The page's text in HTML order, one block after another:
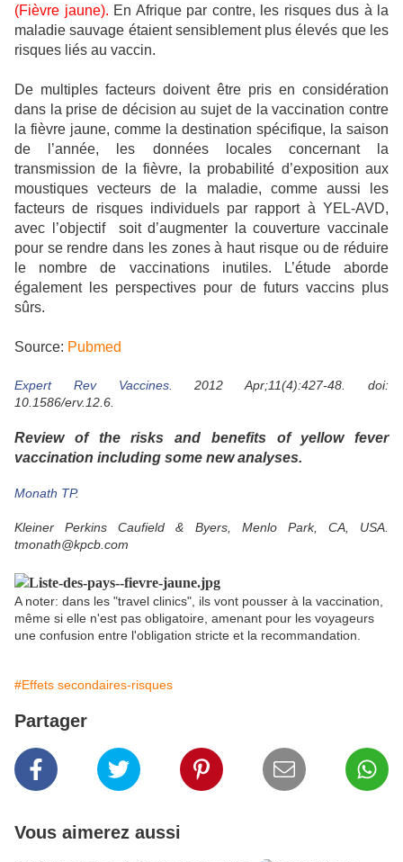
(Fièvre jaune). En Afrique par contre, les risques dus à la
maladie sauvage étaient sensiblement plus élevés que les
risques liés au vaccin.
De multiples facteurs doivent être pris en considération
dans la prise de décision au sujet de la vaccination contre
la fièvre jaune, comme la destination spécifique, la saison
de l’année, les données locales concernant la
transmission de la fièvre, la probabilité d’exposition aux
moustiques vecteurs de la maladie, comme aussi les
facteurs de risques individuels par rapport à YEL-AVD,
avec l’objectif
soit d’augmenter la couverture vaccinale
pour se rendre dans les zones à haut risque ou de réduire
le nombre de vaccinations inutiles. L’étude aborde
également les perspectives pour de futurs vaccins plus
sûrs.
Source: Pubmed
Expert Rev Vaccines.
2012 Apr;11(4):427-48. doi:
10.1586/erv.12.6.
Review of the risks and benefits of yellow fever
vaccination including some new analyses.
Monath TP.
Kleiner Perkins Caufield & Byers, Menlo Park, CA, USA.
tmonath@kpcb.com
A noter: dans les "travel clinics", ils vont pousser à la vaccination,
même si elle n'est pas obligatoire, amenant pour les voyageurs
une confusion entre l'obligation stricte et la recommandation.
#Effets secondaires-risques
Partager
Vous aimerez aussi